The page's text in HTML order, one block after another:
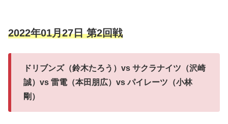
2022年01月27日 第2回戦
ドリブンズ（鈴木たろう）vs サクラナイツ（沢崎
誠）vs 雷電（本田朋広）vs パイレーツ（小林
剛）